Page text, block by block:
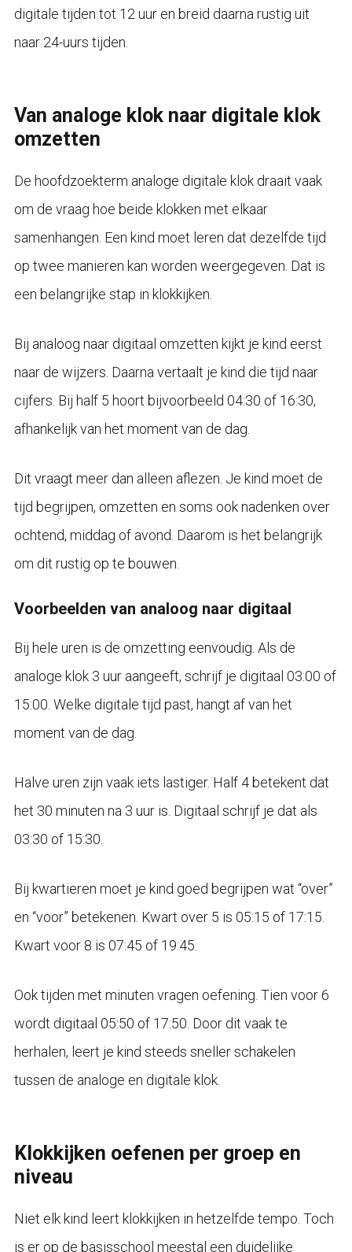
digitale tijden tot 12 uur en breid daarna rustig uit
naar 24-uurs tijden.
Van analoge klok naar digitale klok
omzetten
De hoofdzoekterm analoge digitale klok draait vaak
om de vraag hoe beide klokken met elkaar
samenhangen. Een kind moet leren dat dezelfde tijd
op twee manieren kan worden weergegeven. Dat is
een belangrijke stap in klokkijken.
Bij analoog naar digitaal omzetten kijkt je kind eerst
naar de wijzers. Daarna vertaalt je kind die tijd naar
cijfers. Bij half 5 hoort bijvoorbeeld 04:30 of 16:30,
afhankelijk van het moment van de dag.
Dit vraagt meer dan alleen aflezen. Je kind moet de
tijd begrijpen, omzetten en soms ook nadenken over
ochtend, middag of avond. Daarom is het belangrijk
om dit rustig op te bouwen.
Voorbeelden van analoog naar digitaal
Bij hele uren is de omzetting eenvoudig. Als de
analoge klok 3 uur aangeeft, schrijf je digitaal 03:00 of
15:00. Welke digitale tijd past, hangt af van het
moment van de dag.
Halve uren zijn vaak iets lastiger. Half 4 betekent dat
het 30 minuten na 3 uur is. Digitaal schrijf je dat als
03:30 of 15:30.
Bij kwartieren moet je kind goed begrijpen wat “over”
en “voor” betekenen. Kwart over 5 is 05:15 of 17:15.
Kwart voor 8 is 07:45 of 19:45.
Ook tijden met minuten vragen oefening. Tien voor 6
wordt digitaal 05:50 of 17:50. Door dit vaak te
herhalen, leert je kind steeds sneller schakelen
tussen de analoge en digitale klok.
Klokkijken oefenen per groep en
niveau
Niet elk kind leert klokkijken in hetzelfde tempo. Toch
is er op de basisschool meestal een duidelijke